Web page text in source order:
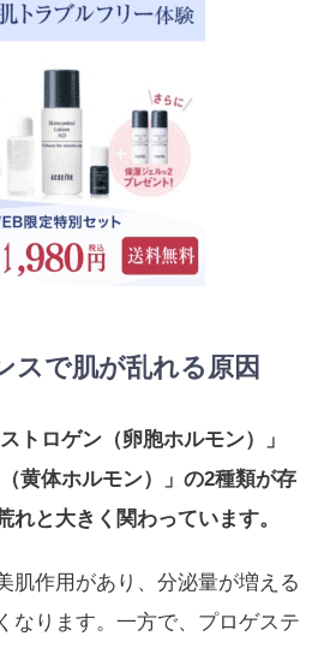
スで肌が乱れる原因
トロゲン（卵胞ホルモン）」
黄体ホルモン）」の2種類が存
れと大きく関わっています。
肌作用があり、分泌量が増える
なります。一方で、プロゲステ